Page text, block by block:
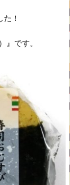
！
』です。